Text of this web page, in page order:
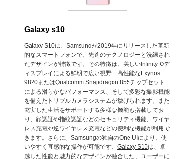
Galaxy s10
Galaxy S10は、Samsungが2019年にリリースした革新
的なスマートフォンで、先進のテクノロジーと洗練され
たデザインが特徴です。その特徴は、美しいInfinity-Oデ
ィスプレイによる鮮明で広い視野、高性能なExynos
9820またはQualcomm Snapdragon 855チップセット
による滑らかなパフォーマンス、そして多彩な撮影機能
を備えたトリプルカメラシステムが挙げられます。また
充実した生活をサポートする多様な機能も搭載してお
り、顔認証や指紋認証などのセキュリティ機能、ワイヤ
レス充電や逆ワイヤレス充電などの便利な機能が利用で
きます。さらに、Samsungの独自のOne UIにより、使
いやすく直感的な操作が可能です。 Galaxy S10は、卓
越した性能と魅力的なデザインが融合した、ユーザーに